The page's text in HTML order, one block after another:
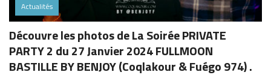
Actualités
Découvre les photos de La Soirée PRIVATE
PARTY 2 du 27 Janvier 2024 FULLMOON
BASTILLE BY BENJOY (Coqlakour & Fuégo 974) .